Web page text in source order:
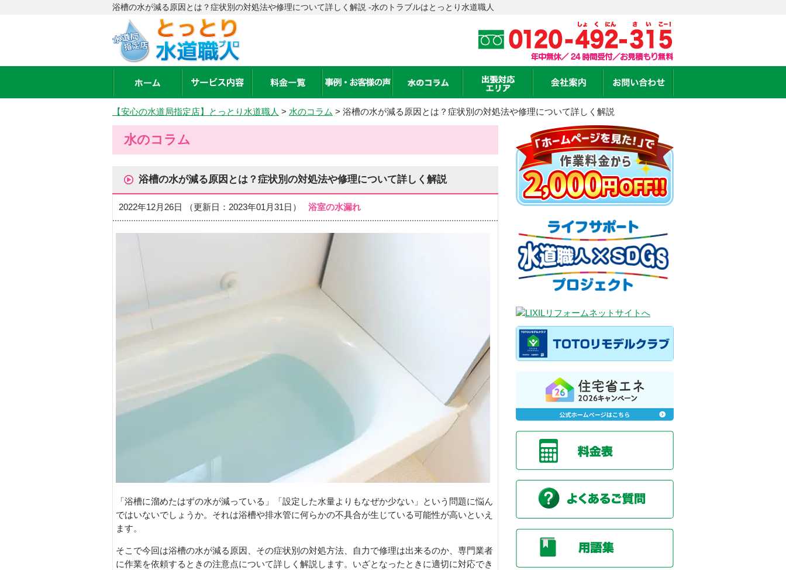
浴槽の水が減る原因とは？症状別の対処法や修理について詳しく解説 -水のトラブルはとっとり水道職人
【安心の水道局指定店】とっとり水道職人 > 水のコラム > 浴槽の水が減る原因とは？症状別の対処法や修理について詳しく解説
水のコラム
浴槽の水が減る原因とは？症状別の対処法や修理について詳しく解説
2022年12月26日 （更新日：2023年01月31日） 浴室の水漏れ
「浴槽に溜めたはずの水が減っている」「設定した水量よりもなぜか少ない」という問題に悩ん
ではいないでしょうか。それは浴槽や排水管に何らかの不具合が生じている可能性が高いといえ
ます。
そこで今回は浴槽の水が減る原因、その症状別の対処方法、自力で修理は出来るのか、専門業者
に作業を依頼するときの注意点について詳しく解説します。いざとなったときに適切に対応でき